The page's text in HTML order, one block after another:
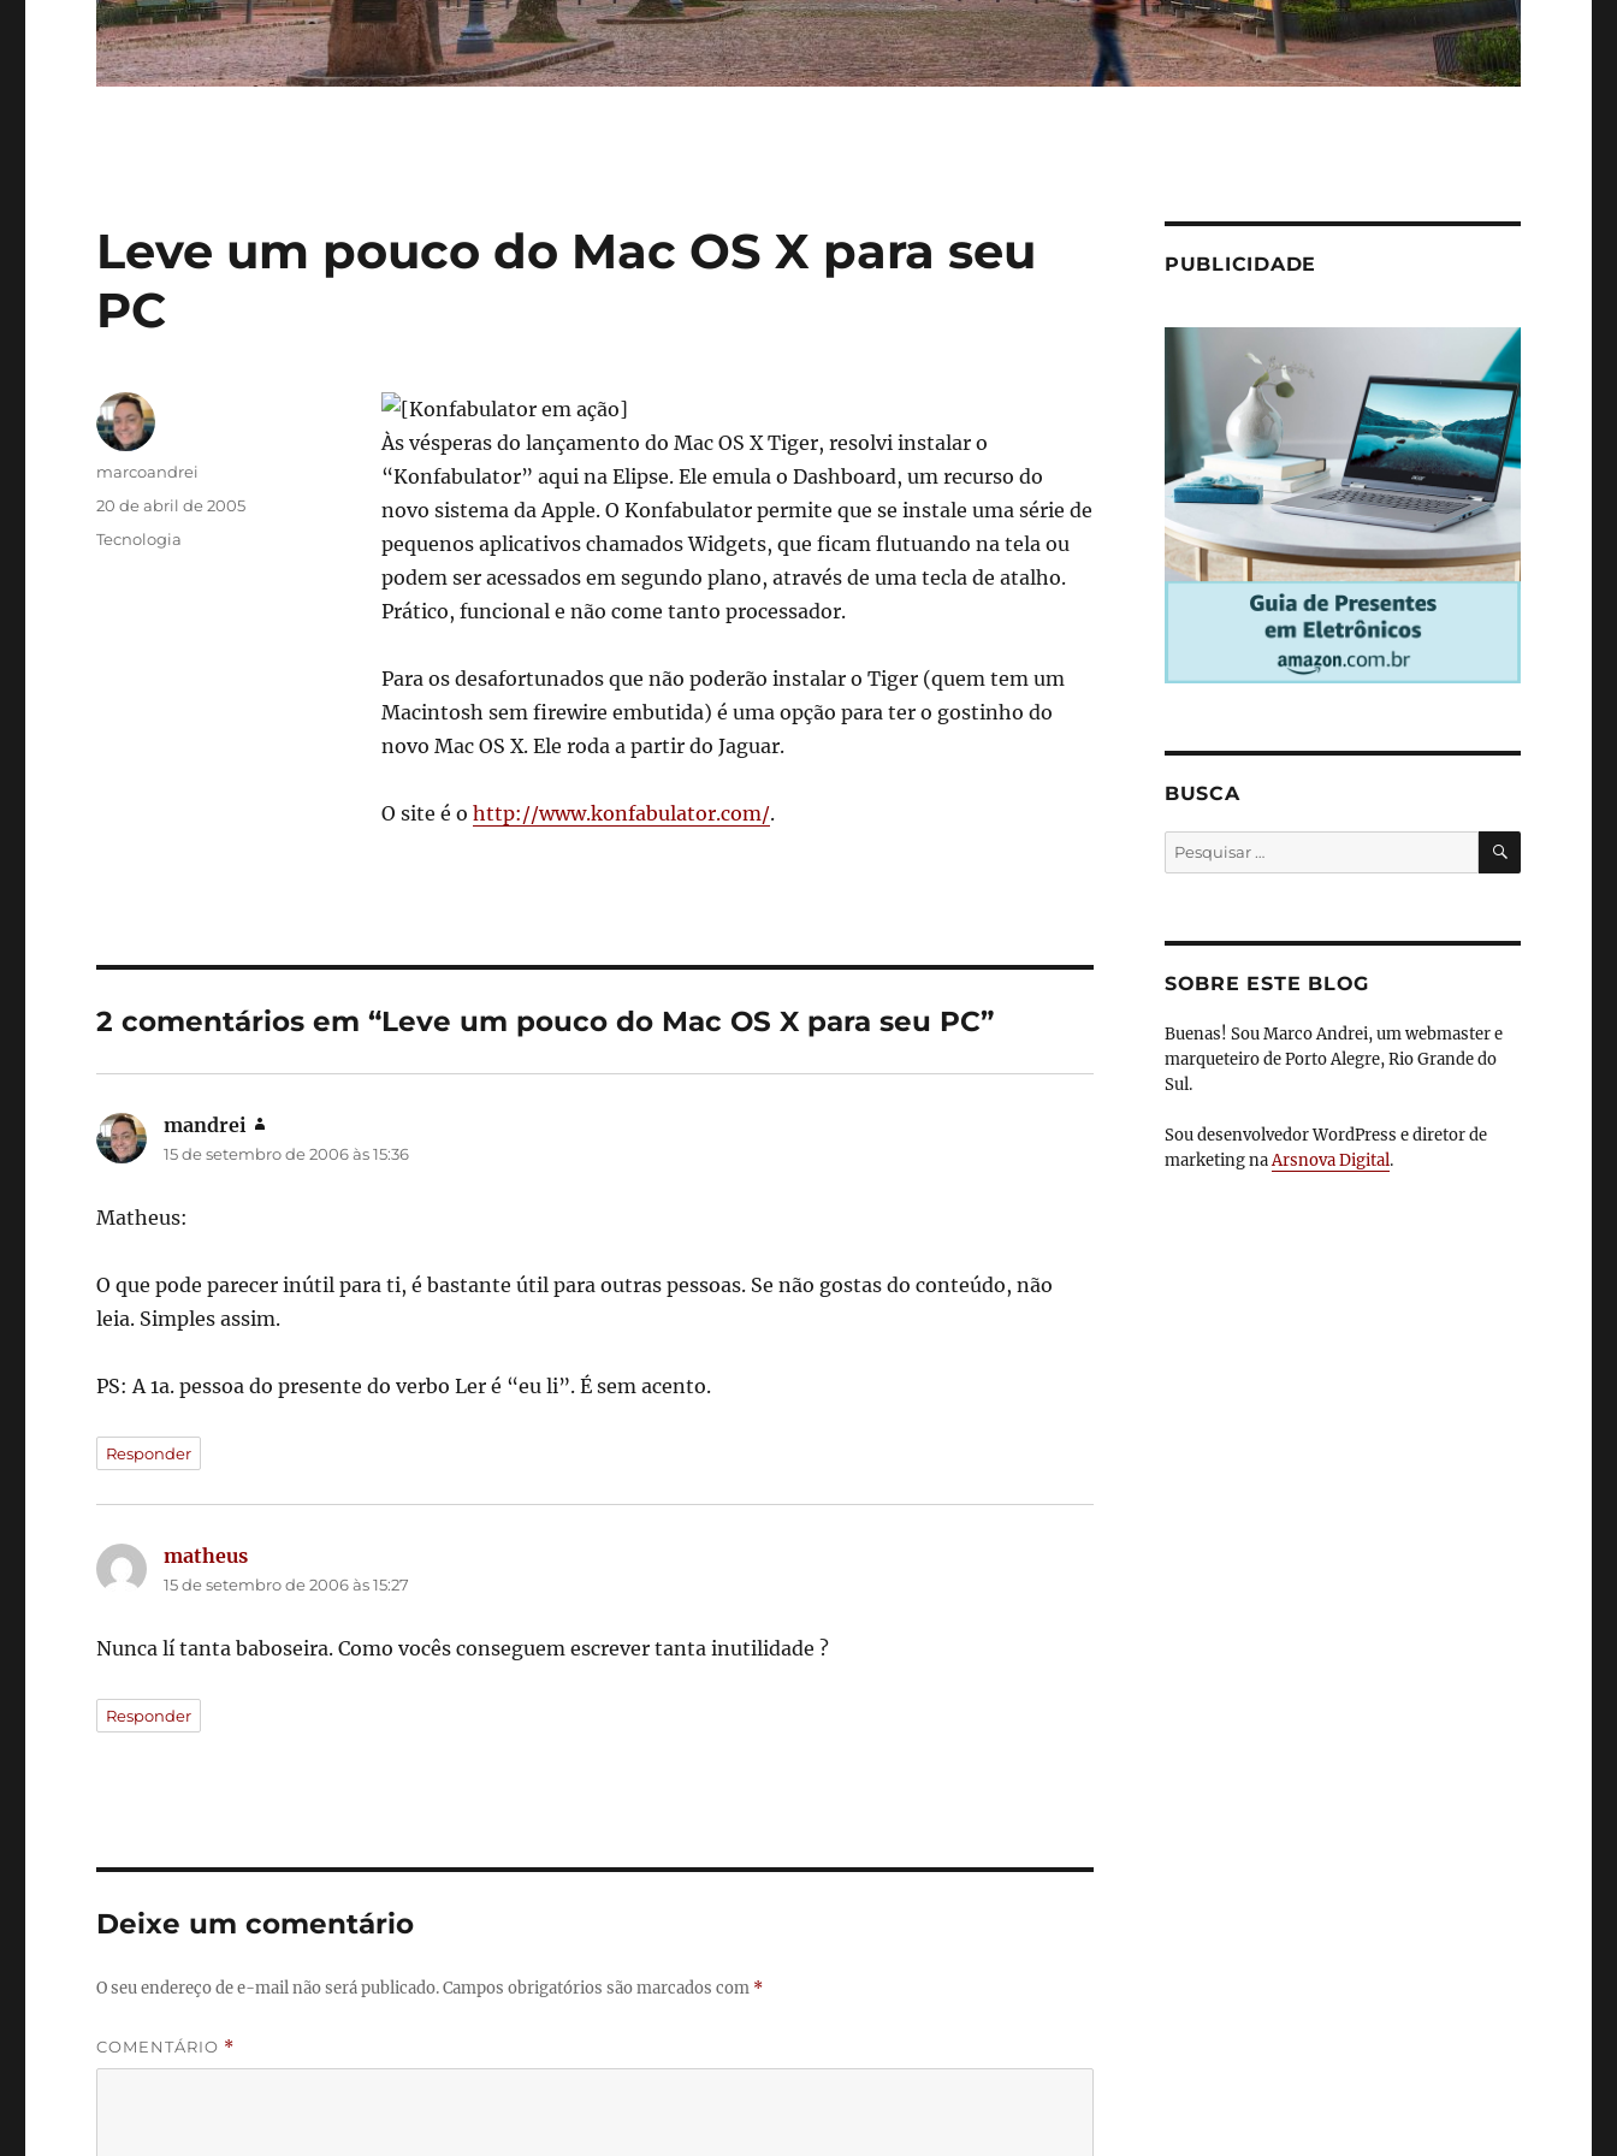
Leve um pouco do Mac OS X para seu
PC
Às vésperas do lançamento do Mac OS X Tiger, resolvi instalar o
“Konfabulator” aqui na Elipse. Ele emula o Dashboard, um recurso do
novo sistema da Apple. O Konfabulator permite que se instale uma série de
pequenos aplicativos chamados Widgets, que ficam flutuando na tela ou
podem ser acessados em segundo plano, através de uma tecla de atalho.
Prático, funcional e não come tanto processador.
Para os desafortunados que não poderão instalar o Tiger (quem tem um
Macintosh sem firewire embutida) é uma opção para ter o gostinho do
novo Mac OS X. Ele roda a partir do Jaguar.
O site é o http://www.konfabulator.com/.
Autor
marcoandrei
Publicado
20 de abril de 2005
Categorias
Tecnologia
2 comentários em “Leve um pouco do Mac OS X para seu PC”
mandrei
15 de setembro de 2006 às 15:36
Matheus:
O que pode parecer inútil para ti, é bastante útil para outras pessoas. Se não gostas do conteúdo, não
leia. Simples assim.
PS: A 1a. pessoa do presente do verbo Ler é “eu li”. É sem acento.
Responder
matheus
15 de setembro de 2006 às 15:27
Nunca lí tanta baboseira. Como vocês conseguem escrever tanta inutilidade ?
Responder
Deixe um comentário
O seu endereço de e-mail não será publicado.Campos obrigatórios são marcados com *
COMENTÁRIO *
PUBLICIDADE
BUSCA
Pesquisar
por:
SOBRE ESTE BLOG
Buenas! Sou Marco Andrei, um webmaster e
marqueteiro de Porto Alegre, Rio Grande do
Sul.
Sou desenvolvedor WordPress e diretor de
marketing naArsnova Digital.